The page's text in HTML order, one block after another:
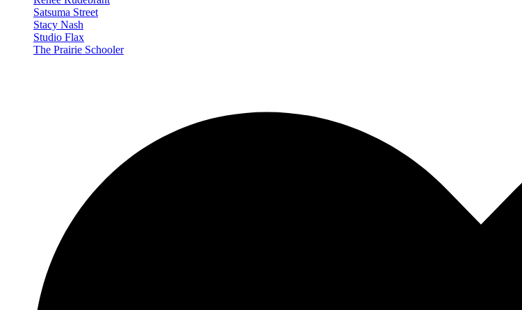
Satsuma Street
Stacy Nash
Studio Flax
The Prairie Schooler